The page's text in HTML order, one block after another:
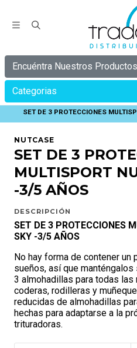
Encuéntra Nuestros Productos
Categorias
Inicio
SET DE 3 PROTECCIONES
NUTCASE
SET DE 3
MULTISPORT
-3/5 AÑOS
DESCRIPCIÓN
SET DE 3 PROTECCIONES
SKY -3/5 AÑOS
No hay forma de contener un
sueños, así que
3 almohadillas para todas las
coderas, rodilleras y
reducidas de almohadillas
hechas para adaptarse a la
trituradoras.